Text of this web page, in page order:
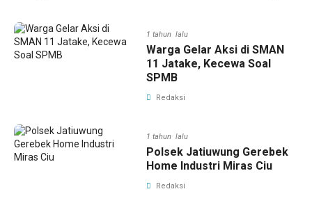
1 tahun lalu
Warga Gelar Aksi di SMAN
11 Jatake, Kecewa Soal
SPMB
Redaksi
1 tahun lalu
Polsek Jatiuwung Gerebek
Home Industri Miras Ciu
Redaksi